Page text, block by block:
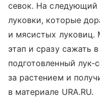
севок. На следующий
луковки, которые
и мясистых луковиц.
этап и сразу сажать
подготовленный лук-
за растением и
в материале URA.RU.